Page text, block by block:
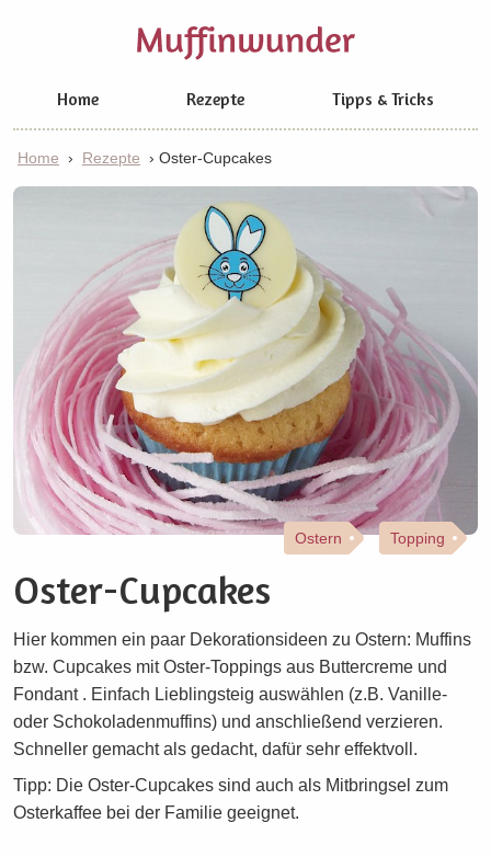
Home Rezepte Tipps & Tricks
Home › Rezepte › Oster-Cupcakes
Ostern Topping
Oster-Cupcakes
Hier kommen ein paar Dekorationsideen zu Ostern: Muffins
bzw. Cupcakes mit Oster-Toppings aus Buttercreme und
Fondant . Einfach Lieblingsteig auswählen (z.B. Vanille-
oder Schokoladenmuffins) und anschließend verzieren.
Schneller gemacht als gedacht, dafür sehr effektvoll.
Tipp: Die Oster-Cupcakes sind auch als Mitbringsel zum
Osterkaffee bei der Familie geeignet.